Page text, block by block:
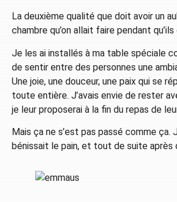
La deuxième qualité que doit avoir un
chambre qu’on allait faire pendant
Je les ai installés à ma table spéciale
de sentir entre des personnes une
Une joie, une douceur, une paix qui se
toute entière. J’avais envie de rester
je leur proposerai à la fin du repas de
Mais ça ne s’est pas passé comme ça.
bénissait le pain, et tout de suite après